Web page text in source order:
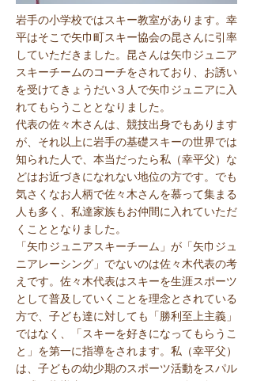
​岩手の小学校ではスキー教室があります。幸
平はそこで矢巾町スキー協会の昆さんに引率
していただきました。昆さんは矢巾ジュニア
スキーチームのコーチをされており、お誘い
を受けてきょうだい３人で矢巾ジュニアに入
れてもらうこととなりました。
代表の佐々木さんは、競技出身でもあります
が、それ以上に岩手の基礎スキーの世界では
知られた人で、本当だったら私（幸平父）な
どはお近づきになれない地位の方です。でも
気さくなお人柄で佐々木さんを慕って集まる
人も多く、私達家族もお仲間に入れていただ
くこととなりました。
「矢巾ジュニアスキーチーム」が「矢巾ジュ
ニアレーシング」でないのは佐々木代表の考
えです。佐々木代表はスキーを生涯スポーツ
として普及していくことを理念とされている
方で、子ども達に対しても「勝利至上主義」
ではなく、「スキーを好きになってもらうこ
と」を第一に指導をされます。 私（幸平父）
は、子どもの幼少期のスポーツ活動をスパル